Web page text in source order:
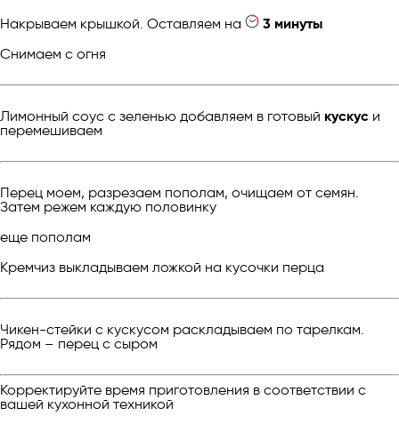
Накрываем крышкой. Оставляем на
3 минуты
Снимаем с огня
Лимонный соус с зеленью добавляем в готовый кускус и
перемешиваем
Перец моем, разрезаем пополам, очищаем от семян.
Затем режем каждую половинку
еще пополам
Кремчиз выкладываем ложкой на кусочки перца
Чикен-стейки с кускусом раскладываем по тарелкам.
Рядом – перец с сыром
Корректируйте время приготовления в соответствии с
вашей кухонной техникой